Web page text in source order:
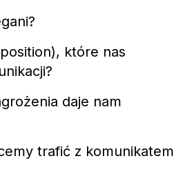
które nas
daje nam
trafić z komunikatem